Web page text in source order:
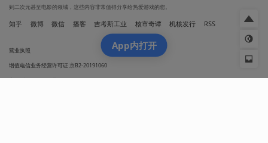
到二次元甚至电影的领域，这些内容非常值得分享给热爱游戏的您。
知乎 微博 微信 播客 吉考斯工业 核市奇谭 机核发行 RSS
营业执照
增值电信业务经营许可证 京B2-20191060
京ICP备17068232号-1
App内打开